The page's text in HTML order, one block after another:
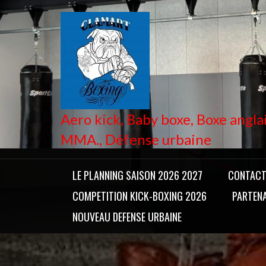
Skip
to
content
Aero kick, Baby boxe, Boxe
MMA., Défense urbaine
LE PLANNING SAISON 2026 2027
CONTACT
COMPETITION KICK-BOXING 2026
NOUVEAU DEFENSE URBAINE